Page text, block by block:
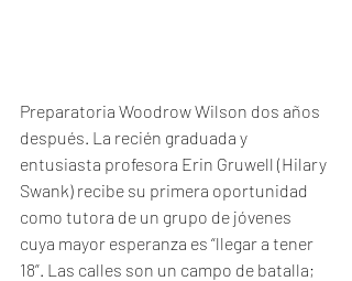
Preparatoria Woodrow Wilson dos años
después. La recién graduada y
entusiasta profesora Erin Gruwell (Hilary
Swank) recibe su primera oportunidad
como tutora de un grupo de jóvenes
cuya mayor esperanza es “llegar a tener
18”. Las calles son un campo de batalla;